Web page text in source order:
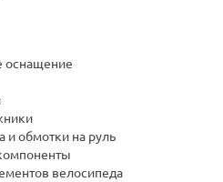
оснащение
и обмотки на руль
велосипеда